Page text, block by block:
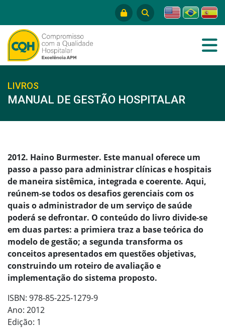
LIVROS
MANUAL DE GESTÃO HOSPITALAR
2012. Haino Burmester. Este manual oferece um
passo a passo para administrar clínicas e hospitais
de maneira sistêmica, integrada e coerente. Aqui,
reúnem-se todos os desafios gerenciais com os
quais o administrador de um serviço de saúde
poderá se defrontar. O conteúdo do livro divide-se
em duas partes: a primiera traz a base teórica do
modelo de gestão; a segunda transforma os
conceitos apresentados em questões objetivas,
construindo um roteiro de avaliação e
implementação do sistema proposto.
ISBN: 978-85-225-1279-9
Ano: 2012
Edição: 1